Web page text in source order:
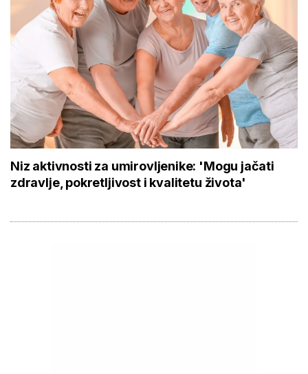
Niz aktivnosti za umirovljenike: 'Mogu jačati
zdravlje, pokretljivost i kvalitetu života'